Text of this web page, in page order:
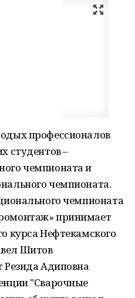
профессионалов
студентов –
чемпионата и
чемпионата.
чемпионата
принимает
курса Нефтекамского
Шитов
Резида Адиповна
"Сварочные